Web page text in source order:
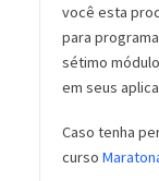
você esta
para
sétimo
em seus
Caso tenha
curso